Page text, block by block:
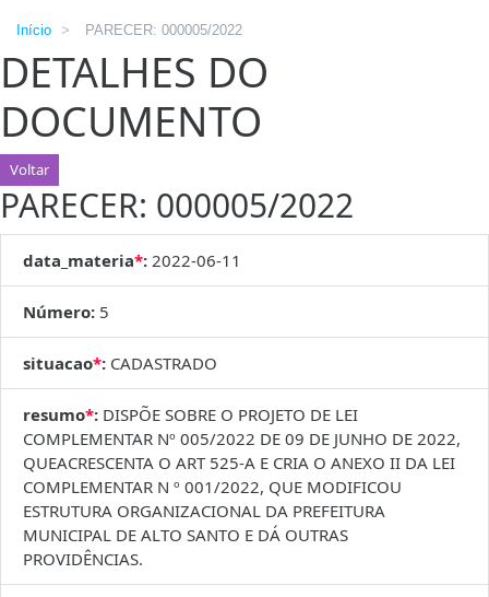
Início > PARECER: 000005/2022
DETALHES DO
DOCUMENTO
Voltar
PARECER: 000005/2022
data_materia*: 2022-06-11
Número: 5
situacao*: CADASTRADO
resumo*: DISPÕE SOBRE O PROJETO DE LEI
COMPLEMENTAR Nº 005/2022 DE 09 DE JUNHO DE 2022,
QUEACRESCENTA O ART 525-A E CRIA O ANEXO II DA LEI
COMPLEMENTAR N º 001/2022, QUE MODIFICOU
ESTRUTURA ORGANIZACIONAL DA PREFEITURA
MUNICIPAL DE ALTO SANTO E DÁ OUTRAS
PROVIDÊNCIAS.